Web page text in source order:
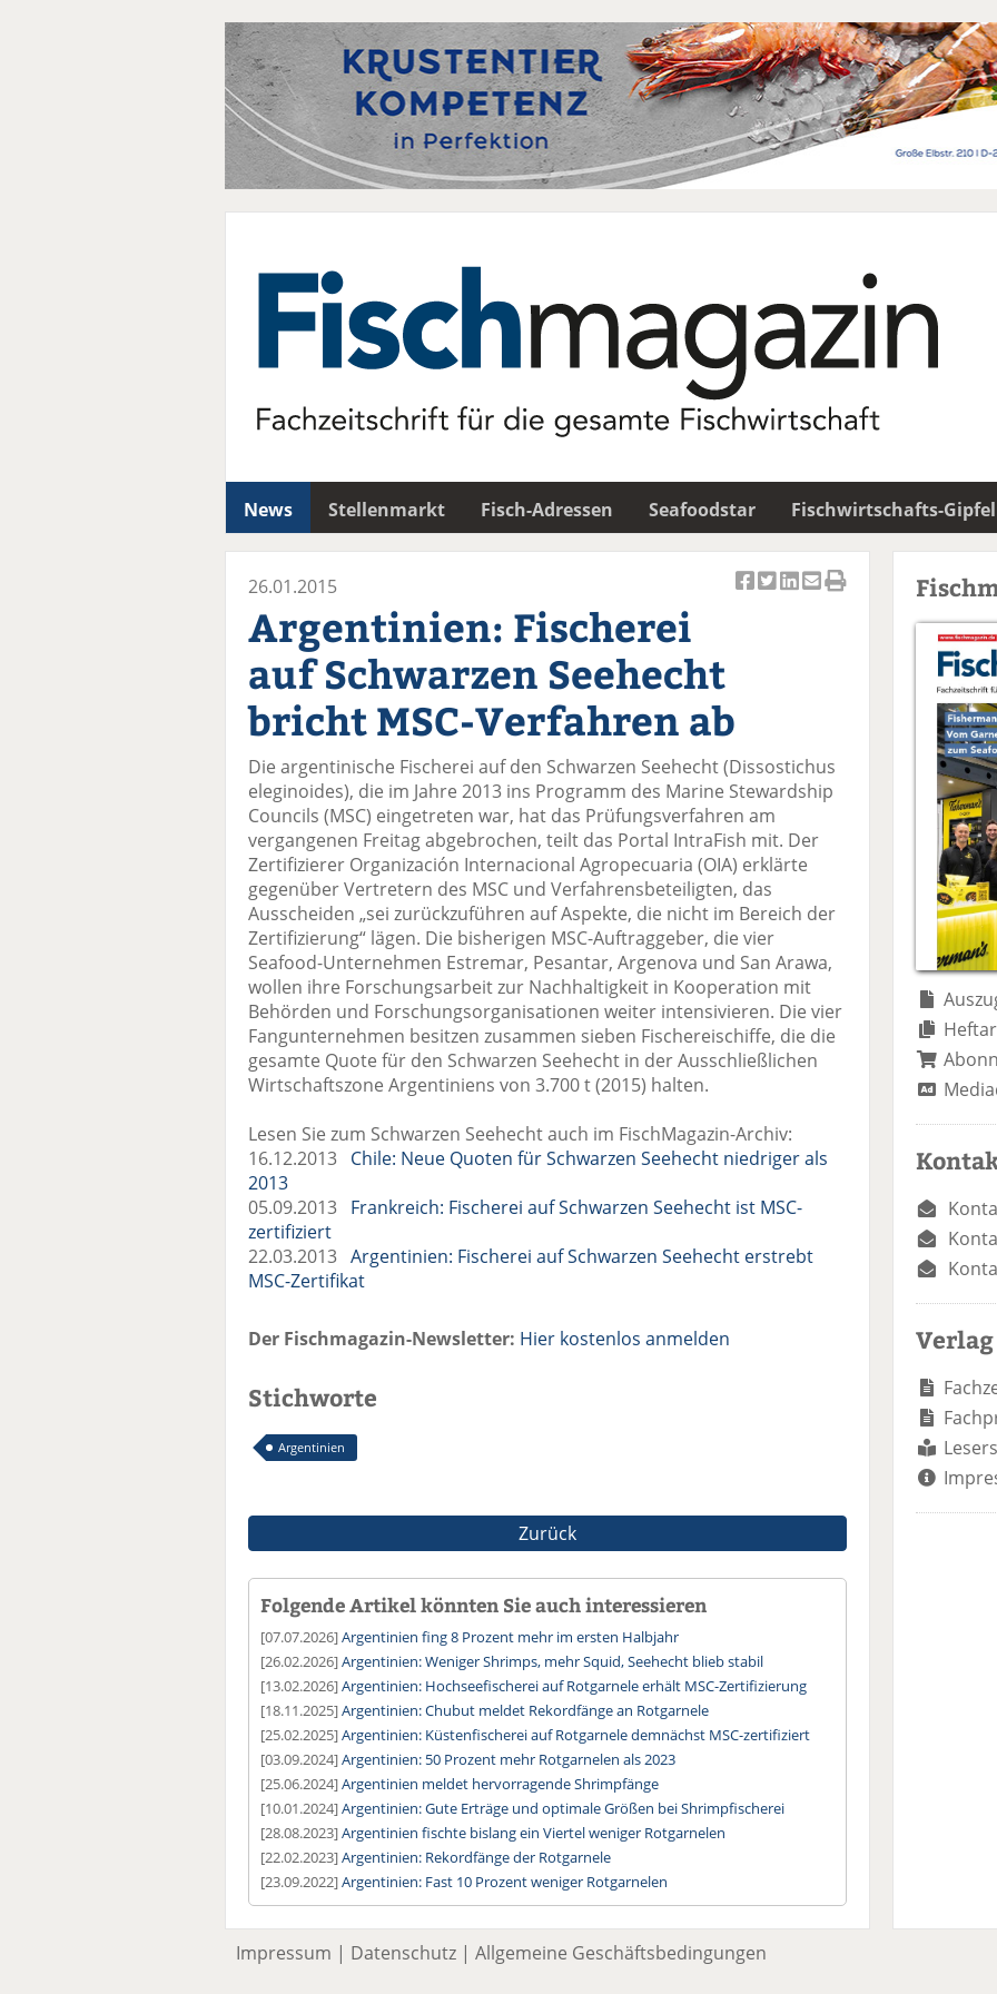
News Stellenmarkt Fisch-Adressen Seafoodstar Fischwirtschafts-Gipfel
ac
e
b
o
o
k
te
il
e
n
er
n
n
k
di
n
te
il
n
E
m
ai
v
er
se
n
e
n
e
n
26.01.2015
Argentinien: Fischerei
auf Schwarzen Seehecht
bricht MSC-Verfahren ab
Die argentinische Fischerei auf den Schwarzen Seehecht (Dissostichus
eleginoides), die im Jahre 2013 ins Programm des Marine Stewardship
Councils (MSC) eingetreten war, hat das Prüfungsverfahren am
vergangenen Freitag abgebrochen, teilt das Portal IntraFish mit. Der
Zertifizierer Organización Internacional Agropecuaria (OIA) erklärte
gegenüber Vertretern des MSC und Verfahrensbeteiligten, das
Ausscheiden „sei zurückzuführen auf Aspekte, die nicht im Bereich der
Zertifizierung“ lägen. Die bisherigen MSC-Auftraggeber, die vier
Seafood-Unternehmen Estremar, Pesantar, Argenova und San Arawa,
wollen ihre Forschungsarbeit zur Nachhaltigkeit in Kooperation mit
Behörden und Forschungsorganisationen weiter intensivieren. Die vier
Fangunternehmen besitzen zusammen sieben Fischereischiffe, die die
gesamte Quote für den Schwarzen Seehecht in der Ausschließlichen
Wirtschaftszone Argentiniens von 3.700 t (2015) halten.
Lesen Sie zum Schwarzen Seehecht auch im FischMagazin-Archiv:
16.12.2013 Chile: Neue Quoten für Schwarzen Seehecht niedriger als
2013
05.09.2013 Frankreich: Fischerei auf Schwarzen Seehecht ist MSC-
zertifiziert
22.03.2013 Argentinien: Fischerei auf Schwarzen Seehecht erstrebt
MSC-Zertifikat
Der Fischmagazin-Newsletter: Hier kostenlos anmelden
Stichworte
Argentinien
Zurück
Folgende Artikel könnten Sie auch interessieren
[07.07.2026]Argentinien fing 8 Prozent mehr im ersten Halbjahr
[26.02.2026]Argentinien: Weniger Shrimps, mehr Squid, Seehecht blieb stabil
[13.02.2026]Argentinien: Hochseefischerei auf Rotgarnele erhält MSC-Zertifizierung
[18.11.2025]Argentinien: Chubut meldet Rekordfänge an Rotgarnele
[25.02.2025]Argentinien: Küstenfischerei auf Rotgarnele demnächst MSC-zertifiziert
[03.09.2024]Argentinien: 50 Prozent mehr Rotgarnelen als 2023
[25.06.2024]Argentinien meldet hervorragende Shrimpfänge
[10.01.2024]Argentinien: Gute Erträge und optimale Größen bei Shrimpfischerei
[28.08.2023]Argentinien fischte bislang ein Viertel weniger Rotgarnelen
[22.02.2023]Argentinien: Rekordfänge der Rotgarnele
[23.09.2022]Argentinien: Fast 10 Prozent weniger Rotgarnelen
Verlag
Impressum | Datenschutz | Allgemeine Geschäftsbedingungen